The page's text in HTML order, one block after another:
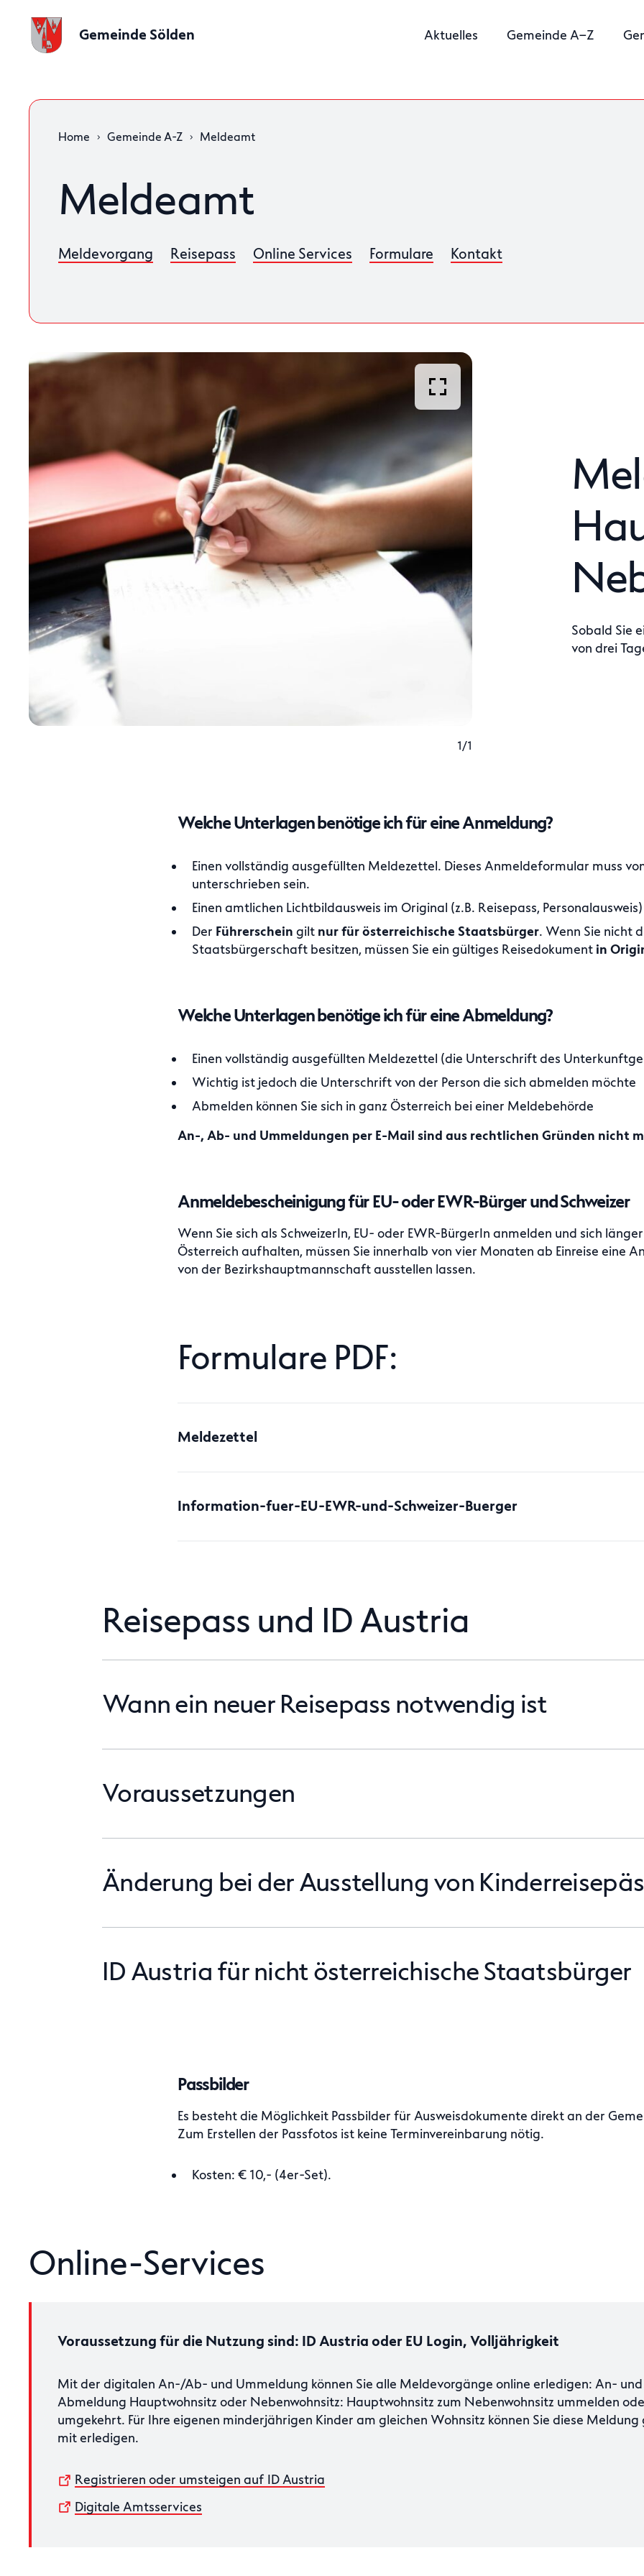
Gemeinde Sölden Aktuelles Gemeinde A–Z
Home Gemeinde A-Z Meldeamt
Meldeamt
Meldevorgang Reisepass Online Services Formulare Kontakt
1/1
Sobald Sie
von drei
Welche Unterlagen benötige ich für eine Anmeldung?
Einen vollständig ausgefüllten Meldezettel. Dieses Anmeldeformular muss
unterschrieben sein.
Einen amtlichen Lichtbildausweis im Original (z.B. Reisepass, Personalausweis)
Der Führerschein gilt nur für österreichische Staatsbürger. Wenn Sie nicht
Staatsbürgerschaft besitzen, müssen Sie ein gültiges Reisedokument in
Welche Unterlagen benötige ich für eine Abmeldung?
Einen vollständig ausgefüllten Meldezettel (die Unterschrift des
Wichtig ist jedoch die Unterschrift von der Person die sich abmelden möchte
Abmelden können Sie sich in ganz Österreich bei einer Meldebehörde
An-, Ab- und Ummeldungen per E-Mail sind aus rechtlichen Gründen nicht
Anmeldebescheinigung für EU- oder EWR-Bürger und Schweizer
Wenn Sie sich als SchweizerIn, EU- oder EWR-BürgerIn anmelden und sich
Österreich aufhalten, müssen Sie innerhalb von vier Monaten ab Einreise eine
von der Bezirkshauptmannschaft ausstellen lassen.
Formulare PDF:
Meldezettel
Information-fuer-EU-EWR-und-Schweizer-Buerger
Reisepass und ID Austria
Wann ein neuer Reisepass notwendig ist
Voraussetzungen
persönlich
Änderung bei der Ausstellung von
ID Austria für nicht österreichische Staatsbürger
www.bmf.gv.at -> Terminvereinbarung
Passbilder
Es besteht die Möglichkeit Passbilder für Ausweisdokumente direkt an der
Zum Erstellen der Passfotos ist keine Terminvereinbarung nötig.
Kosten: € 10,- (4er-Set).
Online-Services
Voraussetzung für die Nutzung sind: ID Austria oder EU Login, Volljährigkeit
Mit der digitalen An-/Ab- und Ummeldung können Sie alle Meldevorgänge online erledigen: An- und
Abmeldung Hauptwohnsitz oder Nebenwohnsitz: Hauptwohnsitz zum Nebenwohnsitz ummelden
umgekehrt. Für Ihre eigenen minderjährigen Kinder am gleichen Wohnsitz können Sie diese Meldung
mit erledigen.
Registrieren oder umsteigen auf ID Austria
Digitale Amtsservices